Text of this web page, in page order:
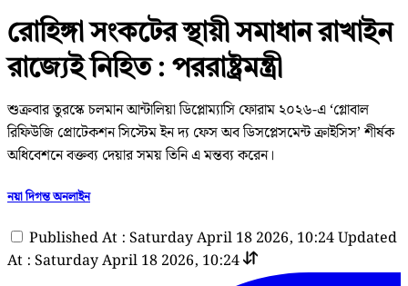
রোহিঙ্গা সংকটের স্থায়ী সমাধান রাখাইন
রাজ্যেই নিহিত : পররাষ্ট্রমন্ত্রী
শুক্রবার তুরস্কে চলমান আন্টালিয়া ডিপ্লোম্যাসি ফোরাম ২০২৬-এ ‘গ্লোবাল
রিফিউজি প্রোটেকশন সিস্টেম ইন দ্য ফেস অব ডিসপ্লেসমেন্ট ক্রাইসিস’ শীর্ষক
অধিবেশনে বক্তব্য দেয়ার সময় তিনি এ মন্তব্য করেন।
নয়া দিগন্ত অনলাইন
Published At : Saturday April 18 2026, 10:24Updated
At : Saturday April 18 2026, 10:24